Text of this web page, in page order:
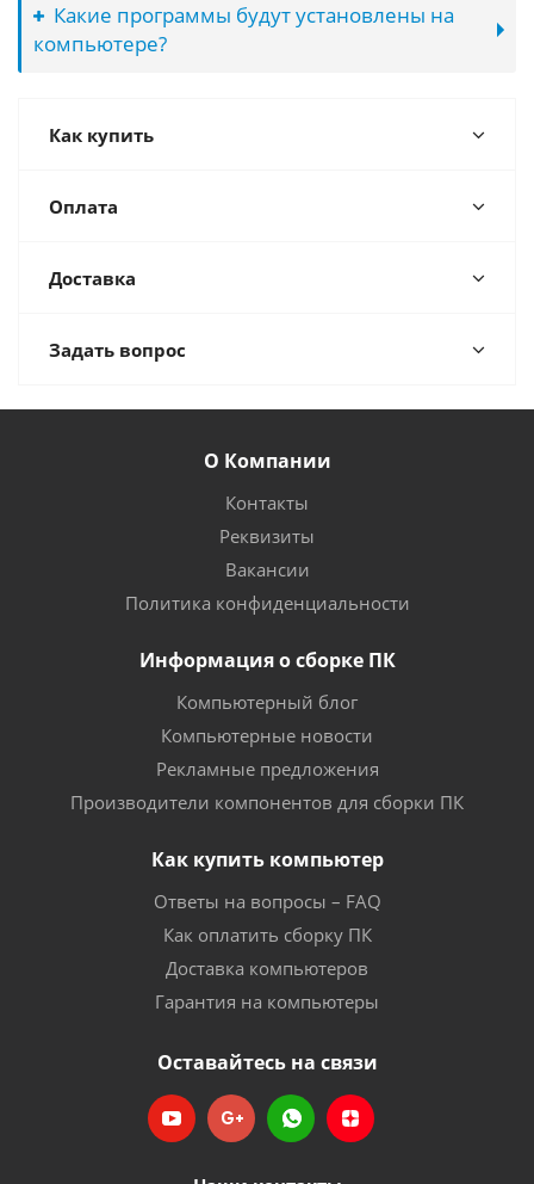
Какие программы будут установлены на
компьютере?
Как купить
Оплата
Доставка
Задать вопрос
О Компании
Контакты
Реквизиты
Вакансии
Политика конфиденциальности
Информация о сборке ПК
Компьютерный блог
Компьютерные новости
Рекламные предложения
Производители компонентов для сборки ПК
Как купить компьютер
Ответы на вопросы – FAQ
Как оплатить сборку ПК
Доставка компьютеров
Гарантия на компьютеры
Оставайтесь на связи